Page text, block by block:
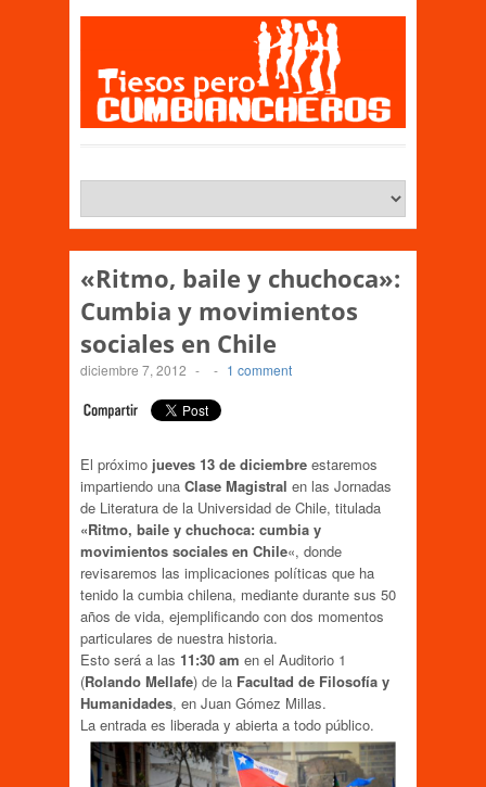
«Ritmo, baile y chuchoca»:
Cumbia y movimientos
sociales en Chile
diciembre 7, 2012 - - 1 comment
El próximo jueves 13 de diciembre estaremos
impartiendo una Clase Magistral en las Jornadas
de Literatura de la Universidad de Chile, titulada
«Ritmo, baile y chuchoca: cumbia y
movimientos sociales en Chile«, donde
revisaremos las implicaciones políticas que ha
tenido la cumbia chilena, mediante durante sus 50
años de vida, ejemplificando con dos momentos
particulares de nuestra historia.
Esto será a las 11:30 am en el Auditorio 1
(Rolando Mellafe) de la Facultad de Filosofía y
Humanidades, en Juan Gómez Millas.
La entrada es liberada y abierta a todo público.